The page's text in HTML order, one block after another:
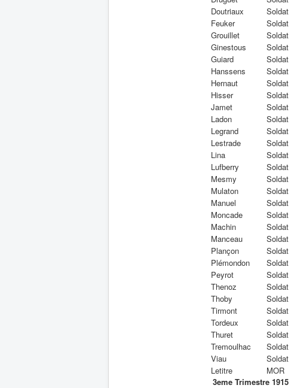
Doutriaux
Soldat
Feuker
Soldat
Grouillet
Soldat
Ginestous
Soldat
Guiard
Soldat
Hanssens
Soldat
Hernaut
Soldat
Hisser
Soldat
Jamet
Soldat
Ladon
Soldat
Legrand
Soldat
Lestrade
Soldat
Lina
Soldat
Lufberry
Soldat
Mesmy
Soldat
Mulaton
Soldat
Manuel
Soldat
Moncade
Soldat
Machin
Soldat
Manceau
Soldat
Plançon
Soldat
Plémondon
Soldat
Peyrot
Soldat
Thenoz
Soldat
Thoby
Soldat
Tirmont
Soldat
Tordeux
Soldat
Thuret
Soldat
Tremoulhac
Soldat
Viau
Soldat
Letitre
MOR
3eme Trimestre 1915